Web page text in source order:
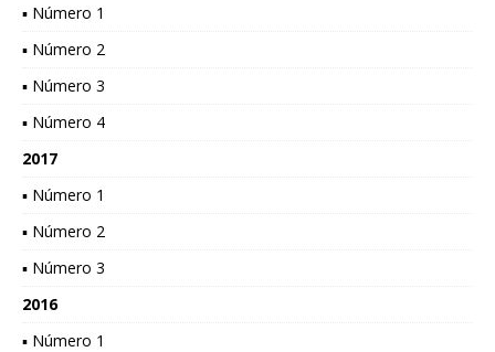
▪ Número 1
▪ Número 2
▪ Número 3
▪ Número 4
2017
▪ Número 1
▪ Número 2
▪ Número 3
2016
▪ Número 1